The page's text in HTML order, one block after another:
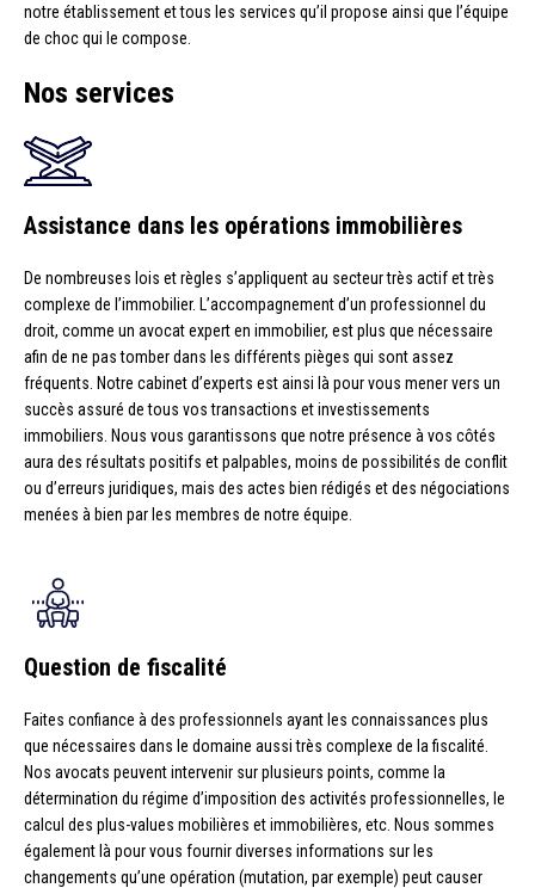
notre établissement et tous les services qu’il propose ainsi que l’équipe
de choc qui le compose.
Nos services
Assistance dans les opérations immobilières
De nombreuses lois et règles s’appliquent au secteur très actif et très
complexe de l’immobilier. L’accompagnement d’un professionnel du
droit, comme un avocat expert en immobilier, est plus que nécessaire
afin de ne pas tomber dans les différents pièges qui sont assez
fréquents. Notre cabinet d’experts est ainsi là pour vous mener vers un
succès assuré de tous vos transactions et investissements
immobiliers. Nous vous garantissons que notre présence à vos côtés
aura des résultats positifs et palpables, moins de possibilités de conflit
ou d’erreurs juridiques, mais des actes bien rédigés et des négociations
menées à bien par les membres de notre équipe.
Question de fiscalité
Faites confiance à des professionnels ayant les connaissances plus
que nécessaires dans le domaine aussi très complexe de la fiscalité.
Nos avocats peuvent intervenir sur plusieurs points, comme la
détermination du régime d’imposition des activités professionnelles, le
calcul des plus-values mobilières et immobilières, etc. Nous sommes
également là pour vous fournir diverses informations sur les
changements qu’une opération (mutation, par exemple) peut causer